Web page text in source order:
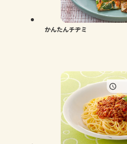
かんたんチヂミ